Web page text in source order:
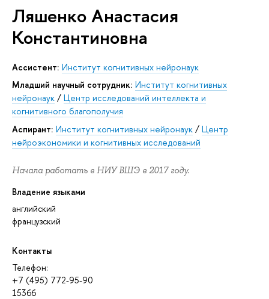
Ляшенко Анастасия
Константиновна
Ассистент: Институт когнитивных нейронаук
Младший научный сотрудник: Институт когнитивных
нейронаук / Центр исследований интеллекта и
когнитивного благополучия
Аспирант: Институт когнитивных нейронаук / Центр
нейроэкономики и когнитивных исследований
Начала работать в НИУ ВШЭ в 2017 году.
Владение языками
английский
французский
Контакты
Телефон:
+7 (495) 772-95-90
15366